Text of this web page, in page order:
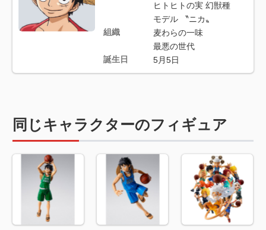
ヒトヒトの実 幻獣種
モデル 〝ニカ〟
組織
麦わらの一味
最悪の世代
誕生日
5月5日
同じキャラクターのフィギュア